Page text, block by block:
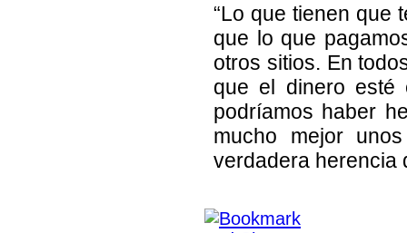
“Lo que tienen que
que lo que
otros sitios. En
que el dinero esté
podríamos haber
mucho mejor
verdadera herencia